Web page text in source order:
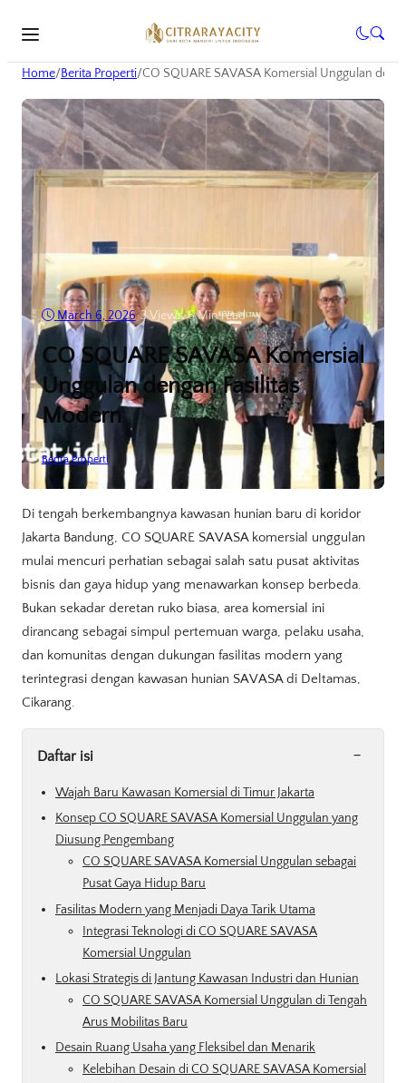
Home/Berita Properti/CO SQUARE SAVASA Komersial Unggulan
March 6, 2026•3Views•6 Min read
CO SQUARE SAVASA Komersial
Unggulan dengan Fasilitas
Modern
Berita Properti
Di tengah berkembangnya kawasan hunian baru di koridor
Jakarta Bandung, CO SQUARE SAVASA komersial unggulan
mulai mencuri perhatian sebagai salah satu pusat aktivitas
bisnis dan gaya hidup yang menawarkan konsep berbeda.
Bukan sekadar deretan ruko biasa, area komersial ini
dirancang sebagai simpul pertemuan warga, pelaku usaha,
dan komunitas dengan dukungan fasilitas modern yang
terintegrasi dengan kawasan hunian SAVASA di Deltamas,
Cikarang.
Daftar isi -
Wajah Baru Kawasan Komersial di Timur Jakarta
Konsep CO SQUARE SAVASA Komersial Unggulan yang
Diusung Pengembang
CO SQUARE SAVASA Komersial Unggulan sebagai
Pusat Gaya Hidup Baru
Fasilitas Modern yang Menjadi Daya Tarik Utama
Integrasi Teknologi di CO SQUARE SAVASA
Komersial Unggulan
Lokasi Strategis di Jantung Kawasan Industri dan Hunian
CO SQUARE SAVASA Komersial Unggulan di Tengah
Arus Mobilitas Baru
Desain Ruang Usaha yang Fleksibel dan Menarik
Kelebihan Desain di CO SQUARE SAVASA Komersial